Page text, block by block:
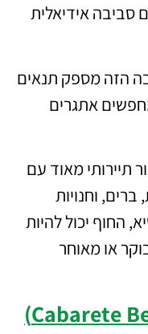
סביבה אידיאלית
הזה מספק תנאים
אתגרים
תיירותי מאוד עם
וחנויות
החוף יכול להיות
או מאוחר